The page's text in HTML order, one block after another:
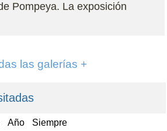
Pompeya. La exposición
las galerías +
Año Siempre